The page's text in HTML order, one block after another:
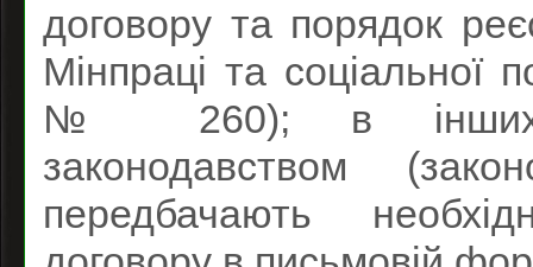
договору та порядок
Мінпраці та соціальної
№ 260); в інших
законодавством
передбачають